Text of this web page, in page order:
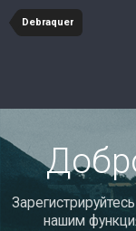
Debraquer
нашим